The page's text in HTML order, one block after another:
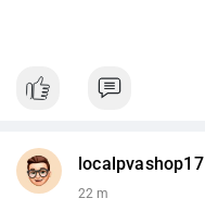
localpvashop17
22 m